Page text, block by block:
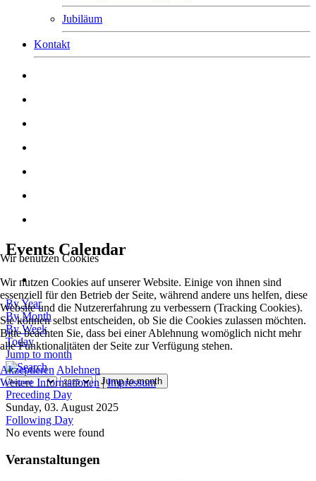
Jubiläum
Kontakt
Events Calendar
By Year
By Month
By Week
Today
Jump to month
Jump to month
Preceding Day
Sunday, 03. August 2025
Following Day
No events were found
Veranstaltungen
Wir benutzen Cookies
Wir nutzen Cookies auf unserer Website. Einige von ihnen sind
essenziell für den Betrieb der Seite, während andere uns helfen, diese
Website und die Nutzererfahrung zu verbessern (Tracking Cookies).
Sie können selbst entscheiden, ob Sie die Cookies zulassen möchten.
Bitte beachten Sie, dass bei einer Ablehnung womöglich nicht mehr
alle Funktionalitäten der Seite zur Verfügung stehen.
Akzeptieren Ablehnen
Weitere Informationen|Impressum